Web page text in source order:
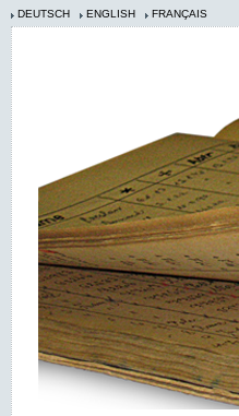
DEUTSCH ENGLISH FRANÇAIS